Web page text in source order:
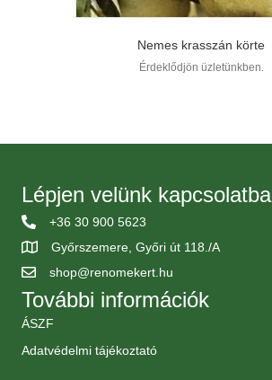
Nemes krasszán körte
Érdeklődjön üzletünkben.
Lépjen velünk kapcsolatba
+36 30 900 5623
Győrszemere, Győri út 118./A
shop@renomekert.hu
További információk
ÁSZF
Adatvédelmi tájékoztató